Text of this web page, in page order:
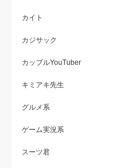
カイト
カジサック
カップルYouTuber
キミアキ先生
グルメ系
ゲーム実況系
スーツ君